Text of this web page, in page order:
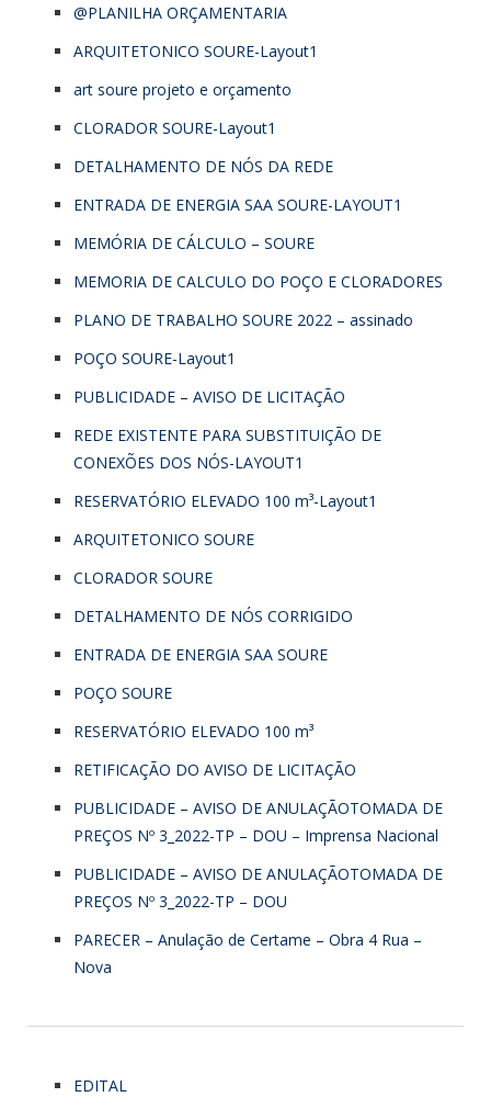
@PLANILHA ORÇAMENTARIA
ARQUITETONICO SOURE-Layout1
art soure projeto e orçamento
CLORADOR SOURE-Layout1
DETALHAMENTO DE NÓS DA REDE
ENTRADA DE ENERGIA SAA SOURE-LAYOUT1
MEMÓRIA DE CÁLCULO – SOURE
MEMORIA DE CALCULO DO POÇO E CLORADORES
PLANO DE TRABALHO SOURE 2022 – assinado
POÇO SOURE-Layout1
PUBLICIDADE – AVISO DE LICITAÇÃO
REDE EXISTENTE PARA SUBSTITUIÇÃO DE
CONEXÕES DOS NÓS-LAYOUT1
RESERVATÓRIO ELEVADO 100 m³-Layout1
ARQUITETONICO SOURE
CLORADOR SOURE
DETALHAMENTO DE NÓS CORRIGIDO
ENTRADA DE ENERGIA SAA SOURE
POÇO SOURE
RESERVATÓRIO ELEVADO 100 m³
RETIFICAÇÃO DO AVISO DE LICITAÇÃO
PUBLICIDADE – AVISO DE ANULAÇÃOTOMADA DE
PREÇOS Nº 3_2022-TP – DOU – Imprensa Nacional
PUBLICIDADE – AVISO DE ANULAÇÃOTOMADA DE
PREÇOS Nº 3_2022-TP – DOU
PARECER – Anulação de Certame – Obra 4 Rua –
Nova
EDITAL